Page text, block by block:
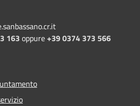
163 oppure+39 0374 373 566